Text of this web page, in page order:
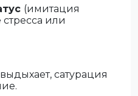
(имитация
или
сатурация